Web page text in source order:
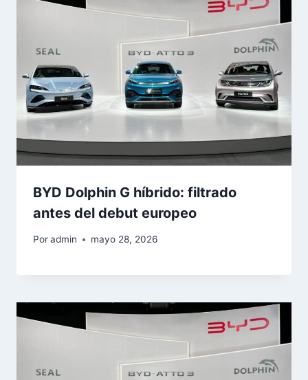
BYD Dolphin G híbrido: filtrado
antes del debut europeo
Poradmin mayo 28, 2026